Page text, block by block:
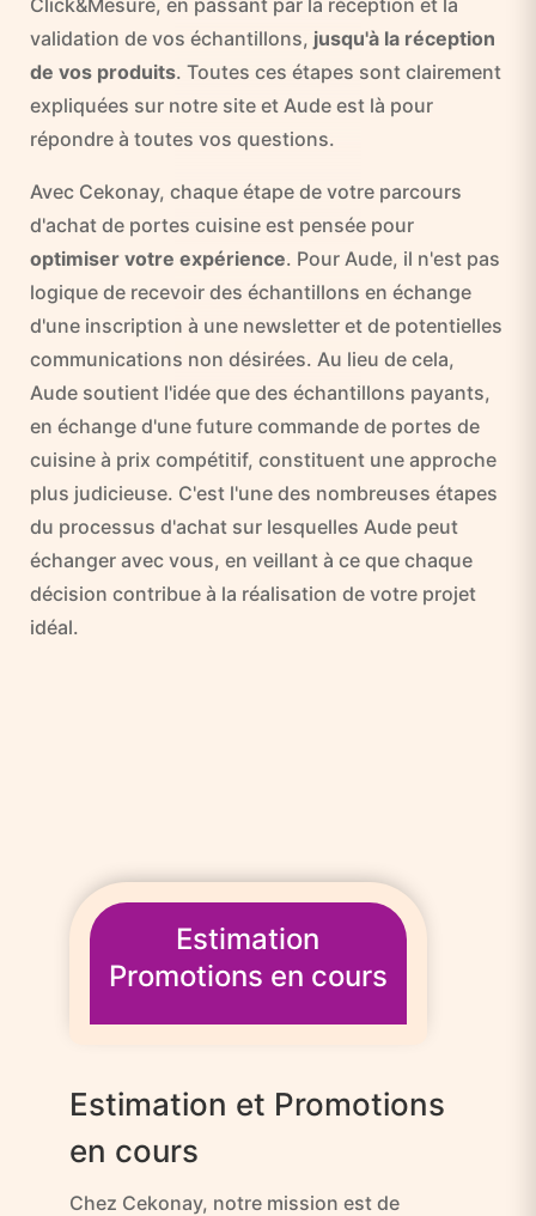
validation de vos échantillons, jusqu'à la réception
de vos produits. Toutes ces étapes sont clairement
expliquées sur notre site et Aude est là pour
répondre à toutes vos questions.
Avec Cekonay, chaque étape de votre parcours
d'achat de portes cuisine est pensée pour
optimiser votre expérience. Pour Aude, il n'est pas
logique de recevoir des échantillons en échange
d'une inscription à une newsletter et de potentielles
communications non désirées. Au lieu de cela,
Aude soutient l'idée que des échantillons payants,
en échange d'une future commande de portes de
cuisine à prix compétitif, constituent une approche
plus judicieuse. C'est l'une des nombreuses étapes
du processus d'achat sur lesquelles Aude peut
échanger avec vous, en veillant à ce que chaque
décision contribue à la réalisation de votre projet
idéal.
Estimation
Promotions en cours
Estimation et Promotions
en cours
Chez Cekonay, notre mission est de